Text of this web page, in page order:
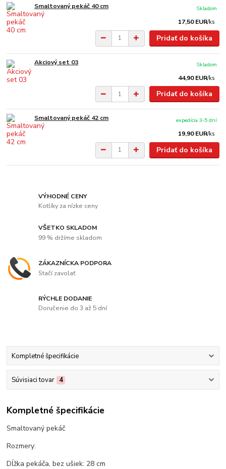
Smaltovaný pekáč 40 cm
17,50 EUR/ks
Skladom
Pridať do košíka
Akciový set 03
44,90 EUR/ks
Skladom
Pridať do košíka
Smaltovaný pekáč 42 cm
19,90 EUR/ks
expedícia 3-5 dní
Pridať do košíka
VÝHODNÉ CENY
Kotlíky za nízke ceny
VŠETKO SKLADOM
99 % držíme skladom
ZÁKAZNÍCKA PODPORA
Stačí zavolať
RÝCHLE DODANIE
Doručenie do 3 až 5 dní
Kompletné špecifikácie
Súvisiaci tovar 4
Kompletné špecifikácie
Smaltovaný pekáč
Rozmery:
Dĺžka pekáča, bez ušiek: 28 cm